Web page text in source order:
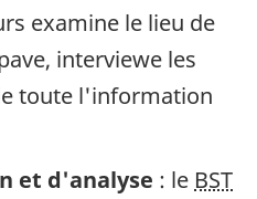
examine le lieu de
interviewe les
toute l'information
et d'analyse : le BST